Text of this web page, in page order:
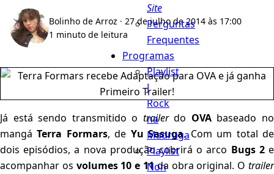
Site
Perguntas
Frequentes
Programas
Playlist
J
Rock
na
Madruga
Playlist
Non
Bolinho de Arroz · 27 de julho de 2014 às 17:00
1 minuto de leitura
Já está sendo transmitido o trailerdo OVA baseado no
mangáTerra Formars, de Yu Sasuga. Com um total de
dois episódios, a nova produção cobrirá o arco Bugs 2e
acompanhar os volumes 10 e 11da obra original. Otrailer